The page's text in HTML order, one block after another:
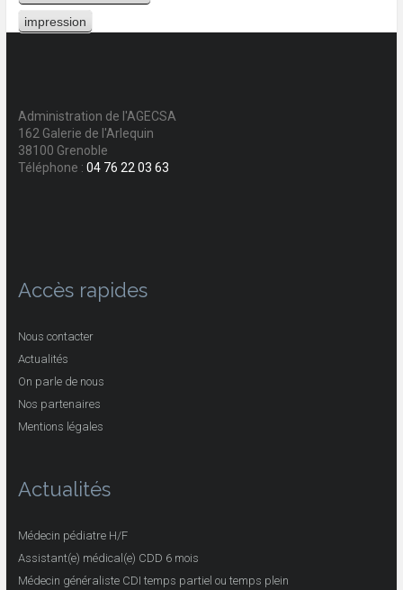
Vue
impression
Administration de l'AGECSA
162 Galerie de l'Arlequin
38100 Grenoble
Téléphone : 04 76 22 03 63
Accès rapides
Nous contacter
Actualités
On parle de nous
Nos partenaires
Mentions légales
Actualités
Médecin pédiatre H/F
Assistant(e) médical(e) CDD 6 mois
Médecin généraliste CDI temps partiel ou temps plein